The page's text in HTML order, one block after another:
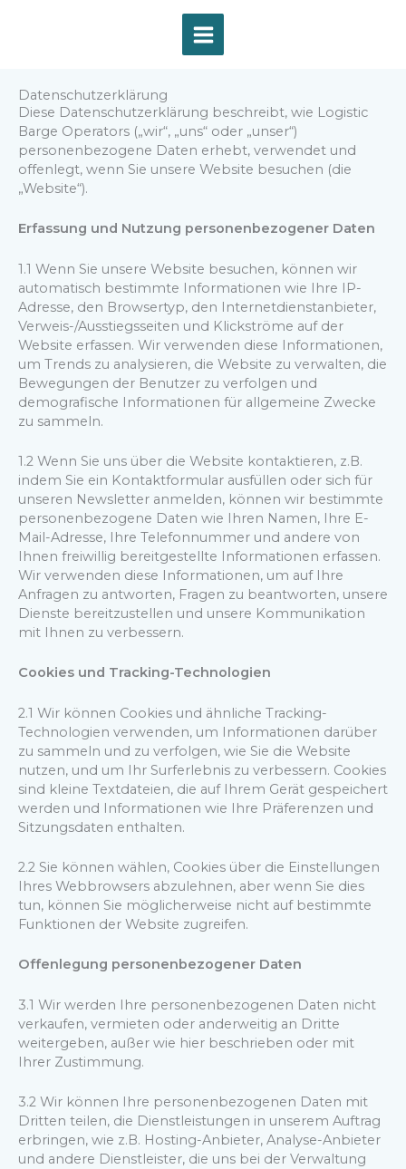
Datenschutzerklärung
Diese Datenschutzerklärung beschreibt, wie Logistic
Barge Operators („wir“, „uns“ oder „unser“)
personenbezogene Daten erhebt, verwendet und
offenlegt, wenn Sie unsere Website besuchen (die
„Website“).
Erfassung und Nutzung personenbezogener Daten
1.1 Wenn Sie unsere Website besuchen, können wir
automatisch bestimmte Informationen wie Ihre IP-
Adresse, den Browsertyp, den Internetdienstanbieter,
Verweis-/Ausstiegsseiten und Klickströme auf der
Website erfassen. Wir verwenden diese Informationen,
um Trends zu analysieren, die Website zu verwalten, die
Bewegungen der Benutzer zu verfolgen und
demografische Informationen für allgemeine Zwecke
zu sammeln.
1.2 Wenn Sie uns über die Website kontaktieren, z.B.
indem Sie ein Kontaktformular ausfüllen oder sich für
unseren Newsletter anmelden, können wir bestimmte
personenbezogene Daten wie Ihren Namen, Ihre E-
Mail-Adresse, Ihre Telefonnummer und andere von
Ihnen freiwillig bereitgestellte Informationen erfassen.
Wir verwenden diese Informationen, um auf Ihre
Anfragen zu antworten, Fragen zu beantworten, unsere
Dienste bereitzustellen und unsere Kommunikation
mit Ihnen zu verbessern.
Cookies und Tracking-Technologien
2.1 Wir können Cookies und ähnliche Tracking-
Technologien verwenden, um Informationen darüber
zu sammeln und zu verfolgen, wie Sie die Website
nutzen, und um Ihr Surferlebnis zu verbessern. Cookies
sind kleine Textdateien, die auf Ihrem Gerät gespeichert
werden und Informationen wie Ihre Präferenzen und
Sitzungsdaten enthalten.
2.2 Sie können wählen, Cookies über die Einstellungen
Ihres Webbrowsers abzulehnen, aber wenn Sie dies
tun, können Sie möglicherweise nicht auf bestimmte
Funktionen der Website zugreifen.
Offenlegung personenbezogener Daten
3.1 Wir werden Ihre personenbezogenen Daten nicht
verkaufen, vermieten oder anderweitig an Dritte
weitergeben, außer wie hier beschrieben oder mit
Ihrer Zustimmung.
3.2 Wir können Ihre personenbezogenen Daten mit
Dritten teilen, die Dienstleistungen in unserem Auftrag
erbringen, wie z.B. Hosting-Anbieter, Analyse-Anbieter
und andere Dienstleister, die uns bei der Verwaltung